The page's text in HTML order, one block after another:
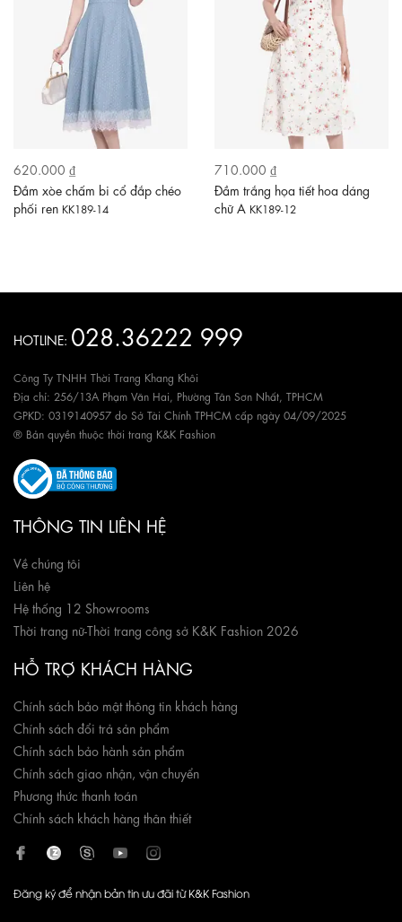
620.000 ₫
Đầm xòe chấm bi cổ đắp chéo
phối ren KK189-14
710.000 ₫
Đầm trắng họa tiết hoa dáng
chữ A KK189-12
HOTLINE: 028.36222 999
Công Ty TNHH Thời Trang Khang Khôi
Địa chỉ: 256/13A Phạm Văn Hai, Phường Tân Sơn Nhất, TPHCM
GPKD: 0319140957 do Sở Tài Chính TPHCM cấp ngày 04/09/2025
® Bản quyền thuộc thời trang K&K Fashion
THÔNG TIN LIÊN HỆ
Về chúng tôi
Liên hệ
Hệ thống 12 Showrooms
Thời trang nữ-Thời trang công sở K&K Fashion 2026
HỖ TRỢ KHÁCH HÀNG
Chính sách bảo mật thông tin khách hàng
Chính sách đổi trả sản phẩm
Chính sách bảo hành sản phẩm
Chính sách giao nhận, vận chuyển
Phương thức thanh toán
Chính sách khách hàng thân thiết
Đăng ký để nhận bản tin ưu đãi từ K&K Fashion